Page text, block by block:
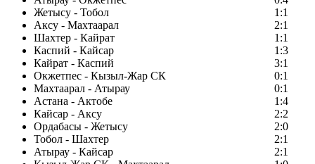
Жетысу - Тобол
1:1
Аксу - Махтаарал
2:1
Шахтер - Кайрат
1:1
Каспий - Кайсар
1:3
Кайрат - Каспий
3:1
Окжетпес - Кызыл-Жар СК
0:1
Махтаарал - Атырау
0:1
Астана - Актобе
1:4
Кайсар - Аксу
2:2
Ордабасы - Жетысу
2:0
Тобол - Шахтер
2:1
Атырау - Кайсар
2:1